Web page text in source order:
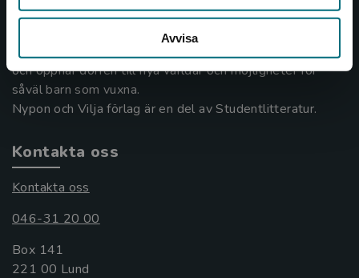
Avvisa
Nypon och Vilja
Nypon och Vilja förlag ger ut böcker som väcker läslust
och öppnar dörren till nya världar och möjligheter för
såväl barn som vuxna.
Nypon och Vilja förlag är en del av Studentlitteratur.
Kontakta oss
Kontakta oss
046-31 20 00
Box 141
221 00 Lund